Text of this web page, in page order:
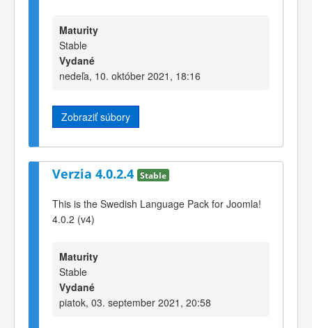
Maturity
Stable
Vydané
nedeľa, 10. október 2021, 18:16
Zobraziť súbory
Verzia 4.0.2.4 Stable
This is the Swedish Language Pack for Joomla!
4.0.2 (v4)
Maturity
Stable
Vydané
piatok, 03. september 2021, 20:58